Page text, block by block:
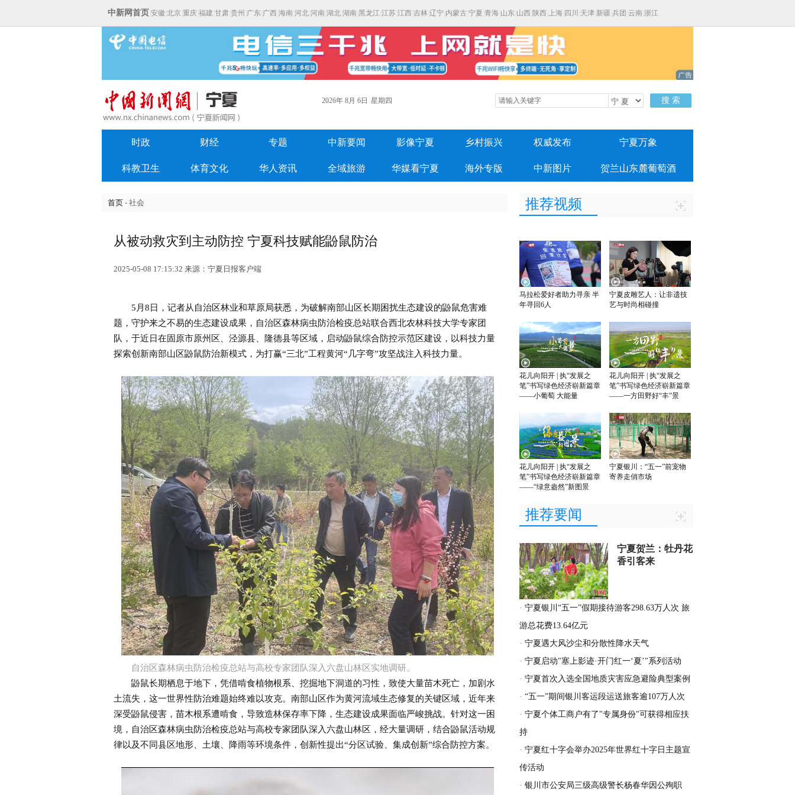
中新网首页 安徽 北京 重庆 福建 甘肃 贵州 广东 广西 海南 河北 河南 湖北 湖南 黑龙江 江苏 江西 吉林 辽宁 内蒙古 宁夏 青海 山东 山西 陕西 上海 四川 天津 新疆 兵团 云南 浙江
2026年 8月 6日 星期四 搜 索
时政 财经 专题 中新要闻 影像宁夏 乡村振兴 权威发布 宁夏万象
科教卫生 体育文化 华人资讯 全域旅游 华媒看宁夏 海外专版 中新图片 贺兰山东麓葡萄酒
首页 - 社会
从被动救灾到主动防控 宁夏科技赋能鼢鼠防治
2025-05-08 17:15:32 来源：宁夏日报客户端
5月8日，记者从自治区林业和草原局获悉，为破解南部山区长期困扰生态建设的鼢鼠危害难
题，守护来之不易的生态建设成果，自治区森林病虫防治检疫总站联合西北农林科技大学专家团
队，于近日在固原市原州区、泾源县、隆德县等区域，启动鼢鼠综合防控示范区建设，以科技力量
探索创新南部山区鼢鼠防治新模式，为打赢“三北”工程黄河“几字弯”攻坚战注入科技力量。
自治区森林病虫防治检疫总站与高校专家团队深入六盘山林区实地调研。
鼢鼠长期栖息于地下，凭借啃食植物根系、挖掘地下洞道的习性，致使大量苗木死亡，加剧水
土流失，这一世界性防治难题始终难以攻克。南部山区作为黄河流域生态修复的关键区域，近年来
深受鼢鼠侵害，苗木根系遭啃食，导致造林保存率下降，生态建设成果面临严峻挑战。针对这一困
境，自治区森林病虫防治检疫总站与高校专家团队深入六盘山林区，经大量调研，结合鼢鼠活动规
律以及不同县区地形、土壤、降雨等环境条件，创新性提出“分区试验、集成创新”综合防控方案。
推荐视频
马拉松爱好者助力寻亲 半
年寻回6人
宁夏皮雕艺人：让非遗技
艺与时尚相碰撞
花儿向阳开 | 执“发展之
笔”书写绿色经济崭新篇章
——小葡萄 大能量
花儿向阳开 | 执“发展之
笔”书写绿色经济崭新篇章
——一方田野好“丰”景
花儿向阳开 | 执“发展之
笔”书写绿色经济崭新篇章
——“绿意盎然”新图景
宁夏银川：“五一”前宠物
寄养走俏市场
推荐要闻
宁夏贺兰：牡丹花
香引客来
· 宁夏银川“五一”假期接待游客298.63万人次 旅
游总花费13.64亿元
· 宁夏遇大风沙尘和分散性降水天气
· 宁夏启动"塞上影迹·开门红一‘夏’"系列活动
· 宁夏首次入选全国地质灾害应急避险典型案例
· “五一”期间银川客运段运送旅客逾107万人次
· 宁夏个体工商户有了"专属身份"可获得相应扶
持
· 宁夏红十字会举办2025年世界红十字日主题宣
传活动
· 银川市公安局三级高级警长杨春华因公殉职